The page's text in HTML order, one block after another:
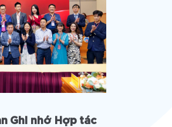
Ghi nhớ Hợp tác